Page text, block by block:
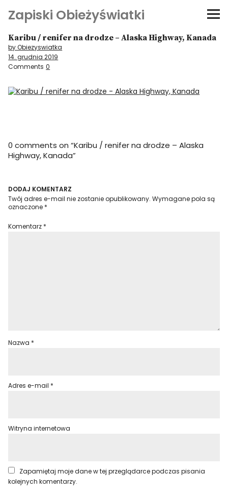
Zapiski Obieżyświatki
Podróże
Kultura i sztuka
Kątem oka
Niezwyczajne ściany
Karibu / renifer na drodze – Alaska Highway, Kanada
by Obiezyswiatka
14. grudnia 2019
Comments 0
0 comments on “Karibu / renifer na drodze – Alaska
Highway, Kanada”
DODAJ KOMENTARZ
Twój adres e-mail nie zostanie opublikowany. Wymagane pola są
oznaczone *
Komentarz *
Nazwa *
Adres e-mail *
Witryna internetowa
Zapamiętaj moje dane w tej przeglądarce podczas pisania
kolejnych komentarzy.